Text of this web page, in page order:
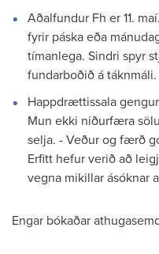
Aðalfundur Fh er 11.
fyrir páska eða
tímanlega. Sindri spyr
fundarboðið á táknmáli.
Happdrættissala
Mun ekki niðurfæra
selja. - Veður og færð
Erfitt hefur verið að
vegna mikillar ásóknar
Engar bókaðar